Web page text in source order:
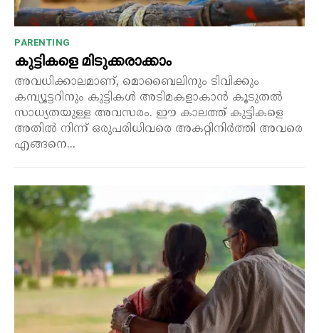
PARENTING
കുട്ടികളെ മിടുക്കരാക്കാം
അവധിക്കാലമാണ്, മൊബൈലിനും ടിവിക്കും
കമ്പ്യൂട്ടറിനും കുട്ടികൾ അടിമകളാകാൻ കൂടുതൽ
സാധ്യതയുള്ള അവസരം. ഈ കാലത്ത് കുട്ടികളെ
അതിൽ നിന്ന് ഒരുപരിധിവരെ അകറ്റിനിർത്തി അവരെ
എങ്ങനെ...